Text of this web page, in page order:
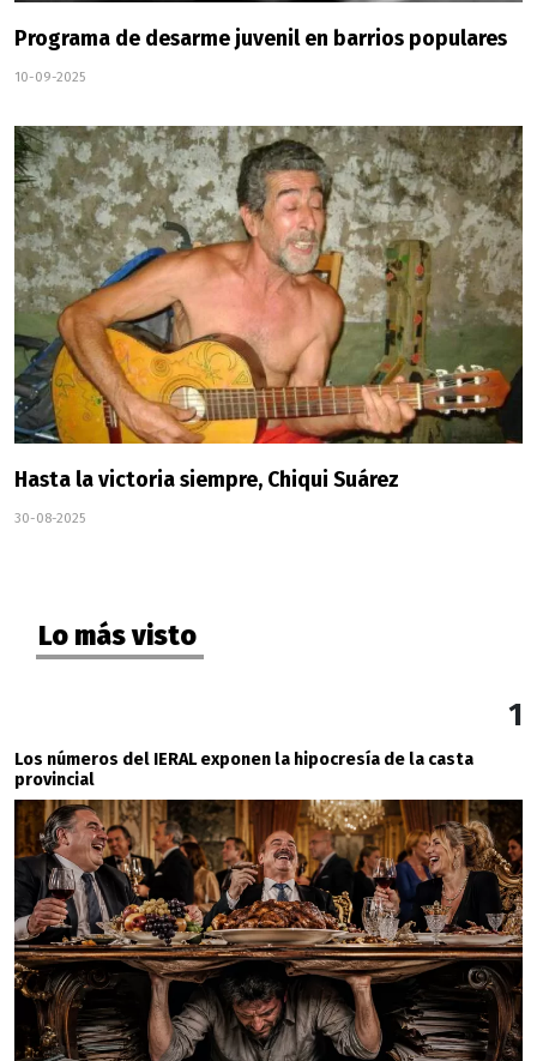
Programa de desarme juvenil en barrios populares
10-09-2025
Hasta la victoria siempre, Chiqui Suárez
30-08-2025
Lo más visto
1
Los números del IERAL exponen la hipocresía de la casta
provincial